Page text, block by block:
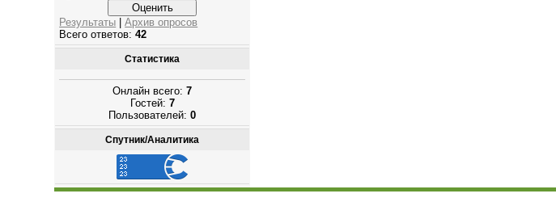
Результаты |Архив опросов
Всего ответов:42
Статистика
Онлайн всего:7
Гостей: 7
Пользователей:0
Спутник/Аналитика